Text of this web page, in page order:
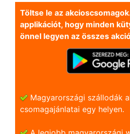
Töltse le az
applikációt, hogy minden
önnel legyen az összes
Magyarországi szállodák
csomagajánlatai egy helyen.